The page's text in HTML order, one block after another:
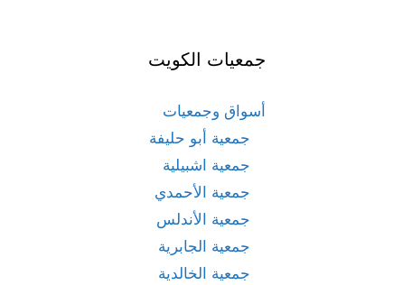
جمعيات الكويت
أسواق وجمعيات
جمعية أبو حليفة
جمعية اشبيلية
جمعية الأحمدي
جمعية الأندلس
جمعية الجابرية
جمعية الخالدية